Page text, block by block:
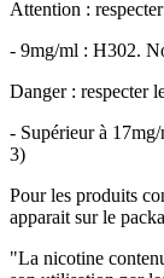
Attention :
- 9mg/ml : H302.
Danger : respecter
- Supérieur à
3)
Pour les produits
apparait sur le
"La nicotine